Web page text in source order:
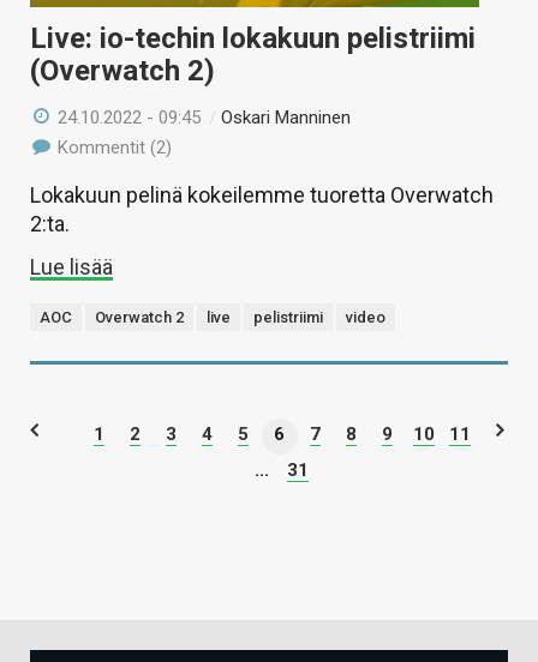
Live: io-techin lokakuun pelistriimi
(Overwatch 2)
24.10.2022 - 09:45 /Oskari Manninen
Kommentit (2)
Lokakuun pelinä kokeilemme tuoretta Overwatch
2:ta.
Lue lisää
AOC Overwatch 2 live pelistriimi video
1 2 3 4 5 6 7 8 9 10
11
...
31